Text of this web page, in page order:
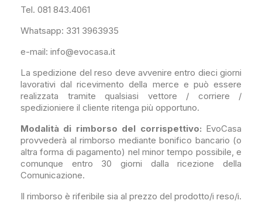
Tel. 081 843.4061
Whatsapp: 331 3963935
e-mail: info@evocasa.it
La spedizione del reso deve avvenire entro dieci giorni
lavorativi dal ricevimento della merce e può essere
realizzata tramite qualsiasi vettore / corriere /
spedizioniere il cliente ritenga più opportuno.
Modalità di rimborso del corrispettivo: EvoCasa
provvederà al rimborso mediante bonifico bancario (o
altra forma di pagamento) nel minor tempo possibile, e
comunque entro 30 giorni dalla ricezione della
Comunicazione.
Il rimborso è riferibile sia al prezzo del prodotto/i reso/i.